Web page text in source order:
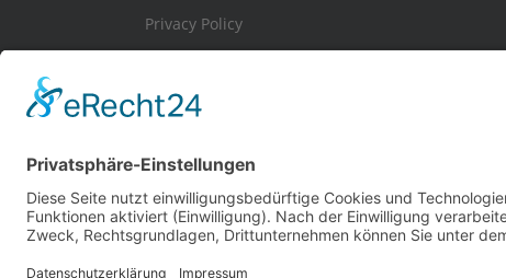
Privacy Policy
All Images © 2026 www.outdoor-galerie.com - Outdoor-